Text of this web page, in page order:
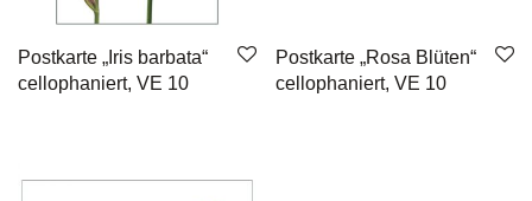
Postkarte „Iris barbata“
cellophaniert, VE 10
Postkarte „Rosa Blüten“
cellophaniert, VE 10